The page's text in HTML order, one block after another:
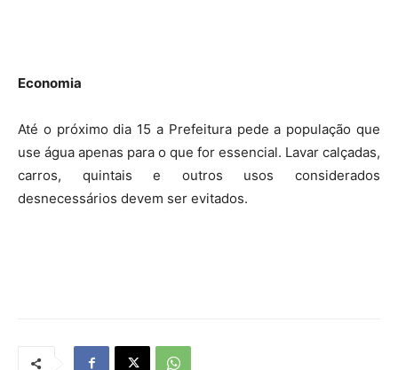
Economia
Até o próximo dia 15 a Prefeitura pede a população que
use água apenas para o que for essencial. Lavar calçadas,
carros, quintais e outros usos considerados
desnecessários devem ser evitados.